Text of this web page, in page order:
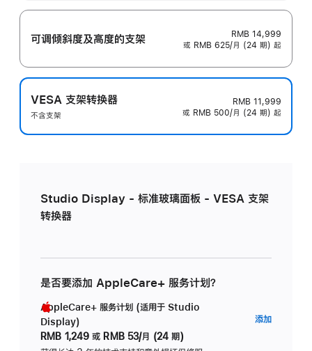
可调倾斜度及高‍度的支‍架
RMB 14,999
或 RMB 625/月 (24 期) 起
VESA 支架转换器
不含支架
RMB 11,999
或 RMB 500/月 (24 期) 起
Studio Display - 标准玻璃面板 - VESA 支架
转换器
是否要添加 AppleCare+ 服务计划？
AppleCare+ 服务计划 (适用于 Studio
Display)
RMB 1,249 或 RMB 53/月 (24 期)
添加